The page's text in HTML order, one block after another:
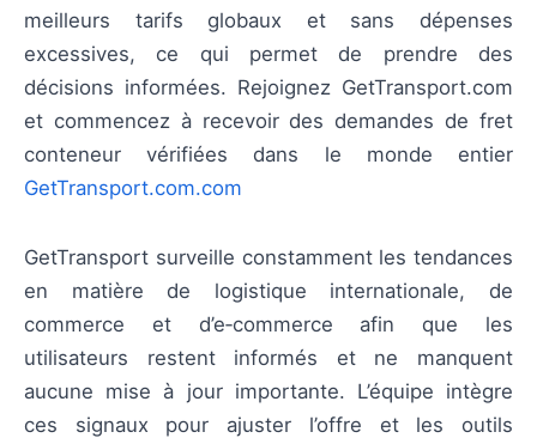
meilleurs tarifs globaux et sans dépenses
excessives, ce qui permet de prendre des
décisions informées. Rejoignez GetTransport.com
et commencez à recevoir des demandes de fret
conteneur vérifiées dans le monde entier
GetTransport.com.com
GetTransport surveille constamment les tendances
en matière de logistique internationale, de
commerce et d’e‑commerce afin que les
utilisateurs restent informés et ne manquent
aucune mise à jour importante. L’équipe intègre
ces signaux pour ajuster l’offre et les outils